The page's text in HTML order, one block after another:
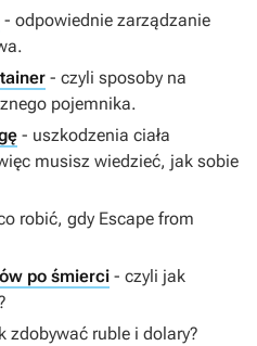
- odpowiednie zarządzanie
- czyli sposoby na
pojemnika.
- uszkodzenia ciała
musisz wiedzieć, jak sobie
robić, gdy Escape from
po śmierci - czyli jak
zdobywać ruble i dolary?